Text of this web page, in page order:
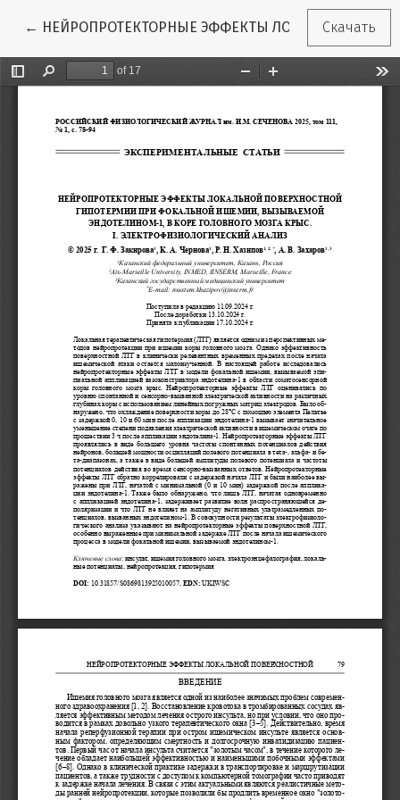
← Вернуться к Подробностям о статье
НЕЙРОПРОТЕКТОРНЫЕ ЭФФЕКТЫ ЛОКАЛЬНОЙ
Скачать